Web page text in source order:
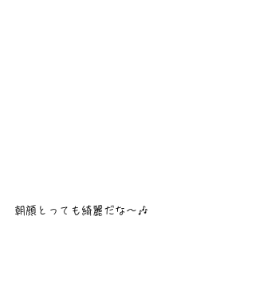
朝顔とっても綺麗だな〜🎶